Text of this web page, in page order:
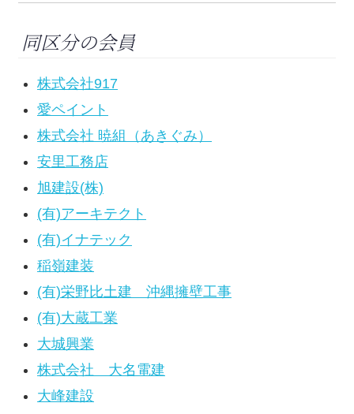
同区分の会員
株式会社917
愛ペイント
株式会社 暁組（あきぐみ）
安里工務店
旭建設(株)
(有)アーキテクト
(有)イナテック
稲嶺建装
(有)栄野比土建 沖縄擁壁工事
(有)大蔵工業
大城興業
株式会社 大名電建
大峰建設